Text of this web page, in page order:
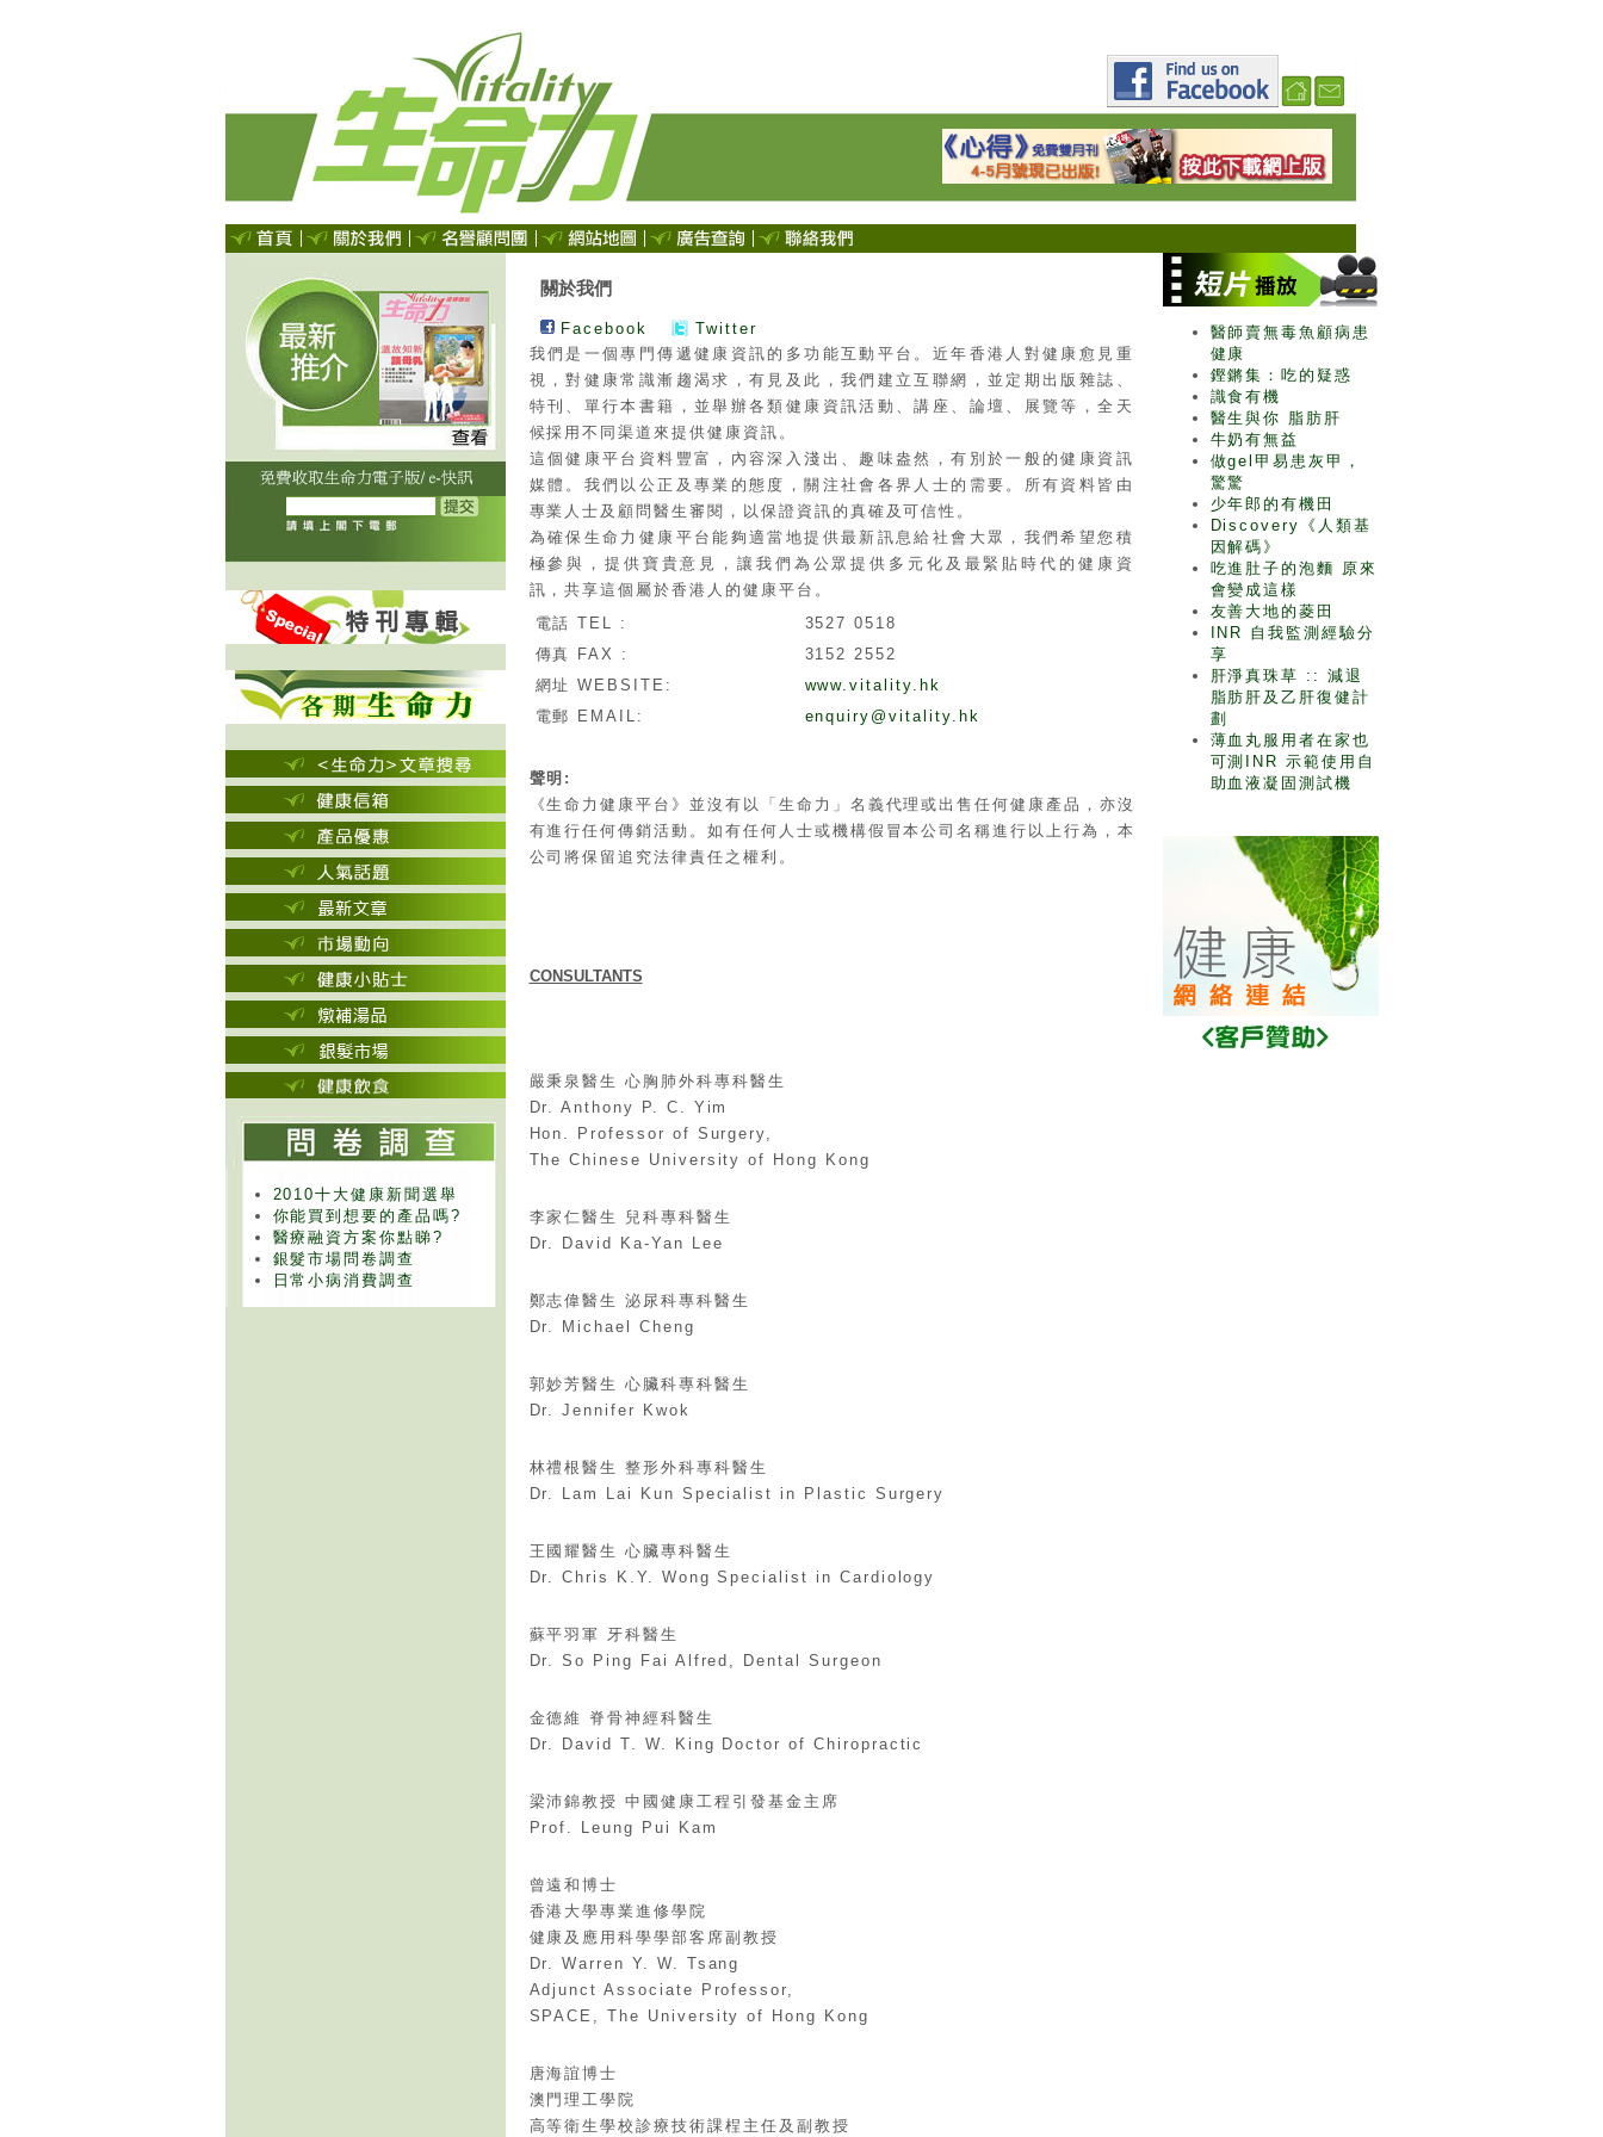
2010十大健康新聞選舉
你能買到想要的產品嗎?
醫療融資方案你點睇?
銀髮市場問卷調查
日常小病消費調查
關於我們
Facebook
Twitter
我們是一個專門傳遞健康資訊的多功能互動平台。近年香港人對健康愈見重
視，對健康常識漸趨渴求，有見及此，我們建立互聯網，並定期出版雜誌、
特刊、單行本書籍，並舉辦各類健康資訊活動、講座、論壇、展覽等，全天
候採用不同渠道來提供健康資訊。
這個健康平台資料豐富，內容深入淺出、趣味盎然，有別於一般的健康資訊
媒體。我們以公正及專業的態度，關注社會各界人士的需要。所有資料皆由
專業人士及顧問醫生審閱，以保證資訊的真確及可信性。
為確保生命力健康平台能夠適當地提供最新訊息給社會大眾，我們希望您積
極參與，提供寶貴意見，讓我們為公眾提供多元化及最緊貼時代的健康資
訊，共享這個屬於香港人的健康平台。
電話 TEL :
3527 0518
傳真 FAX :
3152 2552
網址 WEBSITE:
www.vitality.hk
電郵 EMAIL:
enquiry@vitality.hk
聲明:
《生命力健康平台》並沒有以「生命力」名義代理或出售任何健康產品，亦沒
有進行任何傳銷活動。如有任何人士或機構假冒本公司名稱進行以上行為，本
公司將保留追究法律責任之權利。
CONSULTANTS
嚴秉泉醫生 心胸肺外科專科醫生
Dr. Anthony P. C. Yim
Hon. Professor of Surgery,
The Chinese University of Hong Kong
李家仁醫生 兒科專科醫生
Dr. David Ka-Yan Lee
鄭志偉醫生 泌尿科專科醫生
Dr. Michael Cheng
郭妙芳醫生 心臟科專科醫生
Dr. Jennifer Kwok
林禮根醫生 整形外科專科醫生
Dr. Lam Lai Kun Specialist in Plastic Surgery
王國耀醫生 心臟專科醫生
Dr. Chris K.Y. Wong Specialist in Cardiology
蘇平羽軍 牙科醫生
Dr. So Ping Fai Alfred, Dental Surgeon
金德維 脊骨神經科醫生
Dr. David T. W. King Doctor of Chiropractic
梁沛錦教授 中國健康工程引發基金主席
Prof. Leung Pui Kam
曾遠和博士
香港大學專業進修學院
健康及應用科學學部客席副教授
Dr. Warren Y. W. Tsang
Adjunct Associate Professor,
SPACE, The University of Hong Kong
唐海誼博士
澳門理工學院
高等衛生學校診療技術課桯主任及副教授
醫師賣無毒魚顧病患
健康
鏗鏘集：吃的疑惑
識食有機
醫生與你 脂肪肝
牛奶有無益
做gel甲易患灰甲，
驚驚
少年郎的有機田
Discovery《人類基
因解碼》
吃進肚子的泡麵 原來
會變成這樣
友善大地的菱田
INR 自我監測經驗分
享
肝淨真珠草 :: 減退
脂肪肝及乙肝復健計
劃
薄血丸服用者在家也
可測INR 示範使用自
助血液凝固測試機